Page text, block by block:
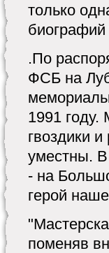
только
биографий
.По
ФСБ на
1991 году.
гвоздики
уместны. В
- на
герой
поменяв